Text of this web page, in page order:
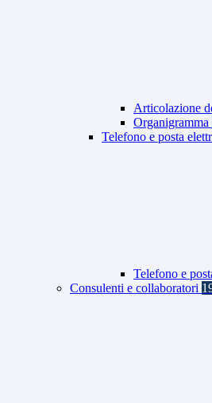
Articolazione
Organigramma
Telefono e posta
Telefono e
Consulenti e collaboratori